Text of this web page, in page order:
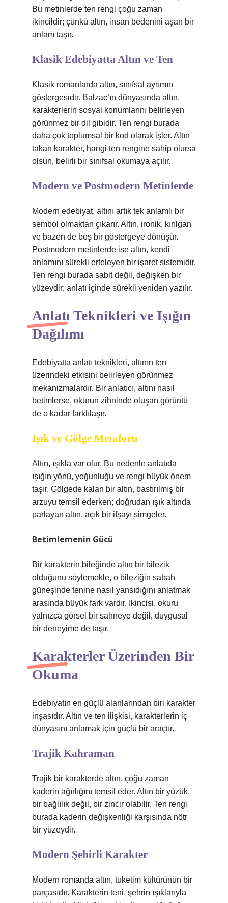
Bu metinlerde ten rengi çoğu zaman
ikincildir; çünkü altın, insan bedenini aşan bir
anlam taşır.
Klasik Edebiyatta Altın ve Ten
Klasik romanlarda altın, sınıfsal ayrımın
göstergesidir. Balzac’ın dünyasında altın,
karakterlerin sosyal konumlarını belirleyen
görünmez bir dil gibidir. Ten rengi burada
daha çok toplumsal bir kod olarak işler. Altın
takan karakter, hangi ten rengine sahip olursa
olsun, belirli bir sınıfsal okumaya açılır.
Modern ve Postmodern Metinlerde
Modern edebiyat, altını artık tek anlamlı bir
sembol olmaktan çıkarır. Altın, ironik, kırılgan
ve bazen de boş bir göstergeye dönüşür.
Postmodern metinlerde ise altın, kendi
anlamını sürekli erteleyen bir işaret sistemidir.
Ten rengi burada sabit değil, değişken bir
yüzeydir; anlatı içinde sürekli yeniden yazılır.
Anlatı Teknikleri ve Işığın
Dağılımı
Edebiyatta anlatı teknikleri, altının ten
üzerindeki etkisini belirleyen görünmez
mekanizmalardır. Bir anlatıcı, altını nasıl
betimlerse, okurun zihninde oluşan görüntü
de o kadar farklılaşır.
Işık ve Gölge Metaforu
Altın, ışıkla var olur. Bu nedenle anlatıda
ışığın yönü, yoğunluğu ve rengi büyük önem
taşır. Gölgede kalan bir altın, bastırılmış bir
arzuyu temsil ederken; doğrudan ışık altında
parlayan altın, açık bir ifşayı simgeler.
Betimlemenin Gücü
Bir karakterin bileğinde altın bir bilezik
olduğunu söylemekle, o bileziğin sabah
güneşinde tenine nasıl yansıdığını anlatmak
arasında büyük fark vardır. İkincisi, okuru
yalnızca görsel bir sahneye değil, duygusal
bir deneyime de taşır.
Karakterler Üzerinden Bir
Okuma
Edebiyatın en güçlü alanlarından biri karakter
inşasıdır. Altın ve ten ilişkisi, karakterlerin iç
dünyasını anlamak için güçlü bir araçtır.
Trajik Kahraman
Trajik bir karakterde altın, çoğu zaman
kaderin ağırlığını temsil eder. Altın bir yüzük,
bir bağlılık değil, bir zincir olabilir. Ten rengi
burada kaderin değişkenliği karşısında nötr
bir yüzeydir.
Modern Şehirli Karakter
Modern romanda altın, tüketim kültürünün bir
parçasıdır. Karakterin teni, şehrin ışıklarıyla